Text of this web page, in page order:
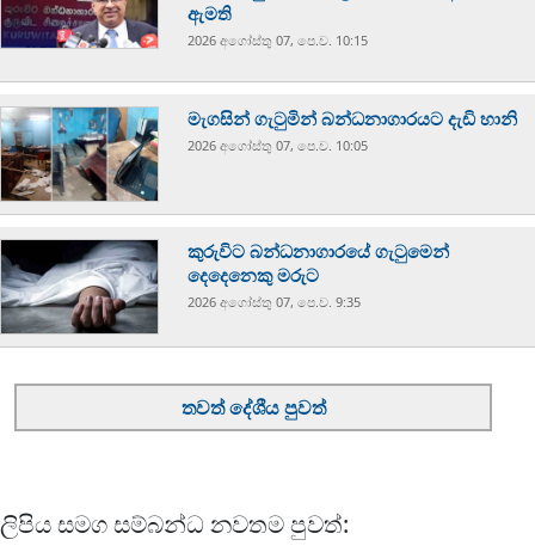
ඇමති
2026 අගෝස්‍තු 07, පෙ.ව. 10:15
මැගසින් ගැටුමින් බන්ධනාගාරයට දැඩි හානි
2026 අගෝස්‍තු 07, පෙ.ව. 10:05
කුරුවිට බන්ධනාගාරයේ ගැටුමෙන්
දෙදෙනෙකු මරුට
2026 අගෝස්‍තු 07, පෙ.ව. 9:35
තවත් දේශීය පුවත්
ලිපිය සමග සම්බන්ධ නවතම පුවත්: